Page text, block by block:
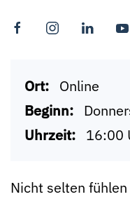
Ort: Online
Beginn:
Uhrzeit: 16:00
Nicht selten